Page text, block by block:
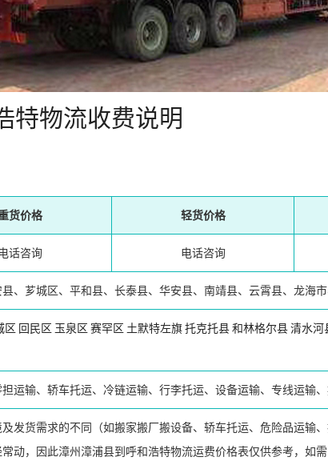
特物流收费说明
货价格 轻货价格
话咨询 电话咨询
、芗城区、平和县、长泰县、华安县、南靖县、云霄县、龙海市
区 回民区 玉泉区 赛罕区 土默特左旗托克托县和林格尔县清水河
运输、轿车托运、冷链运输、行李托运、设备运输、专线运输
发货需求的不同（如搬家搬厂搬设备、轿车托运、危险品运输
动，因此漳州漳浦县到呼和浩特物流运费价格表仅供参考，如